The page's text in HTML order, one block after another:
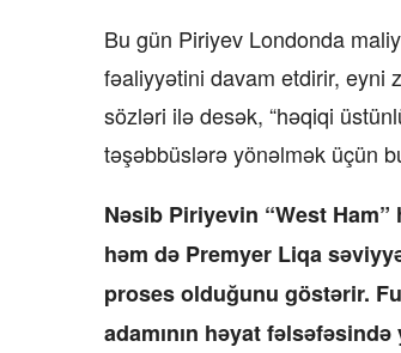
Bu gün Piriyev Londonda
fəaliyyətini davam etdirir, eyni
sözləri ilə desək, “həqiqi
təşəbbüslərə yönəlmək üçün
Nəsib Piriyevin “West
həm də Premyer Liqa
proses olduğunu göstərir.
adamının həyat